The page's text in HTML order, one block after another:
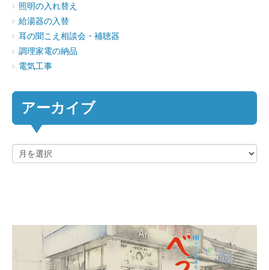
照明の入れ替え
給湯器の入替
耳の聞こえ相談会・補聴器
調理家電の納品
電気工事
アーカイブ